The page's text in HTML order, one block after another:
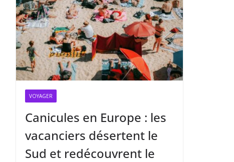
VOYAGER
Canicules en Europe : les
vacanciers désertent le
Sud et redécouvrent le